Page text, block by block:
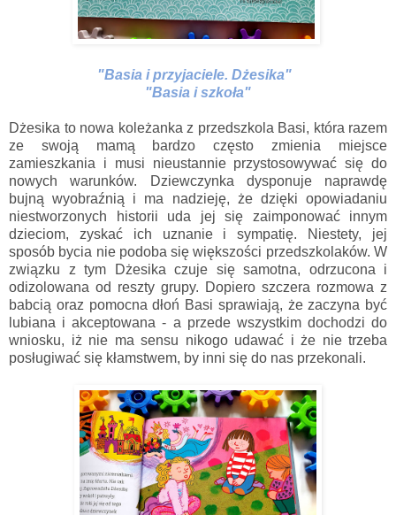
"Basia i przyjaciele. Dżesika"
"Basia i szkoła"
Dżesika to nowa koleżanka z przedszkola Basi, która razem
ze swoją mamą bardzo często zmienia miejsce
zamieszkania i musi nieustannie przystosowywać się do
nowych warunków. Dziewczynka dysponuje naprawdę
bujną wyobraźnią i ma nadzieję, że dzięki opowiadaniu
niestworzonych historii uda jej się zaimponować innym
dzieciom, zyskać ich uznanie i sympatię. Niestety, jej
sposób bycia nie podoba się większości przedszkolaków. W
związku z tym Dżesika czuje się samotna, odrzucona i
odizolowana od reszty grupy. Dopiero szczera rozmowa z
babcią oraz pomocna dłoń Basi sprawiają, że zaczyna być
lubiana i akceptowana - a przede wszystkim dochodzi do
wniosku, iż nie ma sensu nikogo udawać i że nie trzeba
posługiwać się kłamstwem, by inni się do nas przekonali.